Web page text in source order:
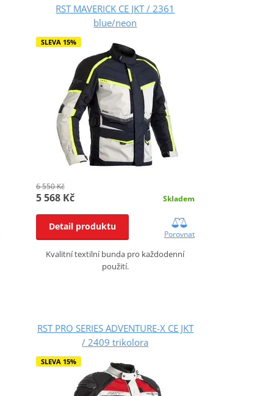
RST MAVERICK CE JKT / 2361
blue/neon
SLEVA 15%
6 550 Kč
5 568 Kč Skladem
Detail produktu
Porovnat
Kvalitní textilní bunda pro každodenní
použití.
RST PRO SERIES ADVENTURE-X CE JKT
/ 2409 trikolora
SLEVA 15%